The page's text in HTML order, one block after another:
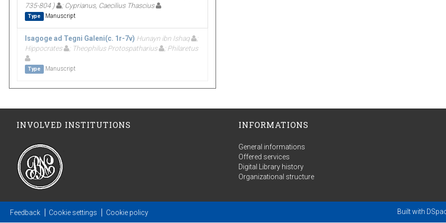
735-804 )
; Cyprianus, Caecilius Thascius
Type Manuscript
Isagoge ad Tegni Galeni(c. 1r-7v) Hunayn ibn Ishaq
;
Hippocrates
; Theophilus Protospatharius ; Philaretus
Type Manuscript
INVOLVED INSTITUTIONS INFORMATIONS
General informations
Offered services
Digital Library history
Organizational structure
Feedback Cookie settings Cookie policy Built with